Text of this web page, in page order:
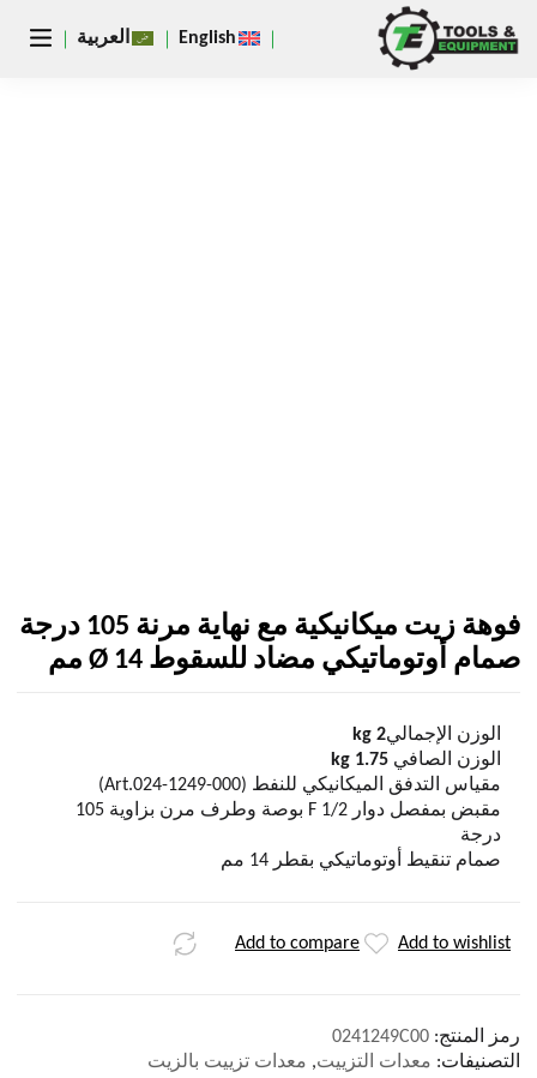
العربية English
فوهة زيت ميكانيكية مع نهاية مرنة 105 درجة
صمام أوتوماتيكي مضاد للسقوط Ø 14 مم
الوزن الإجمالي2 kg
الوزن الصافي 1.75 kg
مقياس التدفق الميكانيكي للنفط (Art.024-1249-000)
مقبض بمفصل دوار F 1/2 بوصة وطرف مرن بزاوية 105
درجة
صمام تنقيط أوتوماتيكي بقطر 14 مم
Add to wishlist
Add to compare
رمز المنتج: 0241249C00
التصنيفات: معدات التزييت, معدات تزييت بالزيت
يغلق